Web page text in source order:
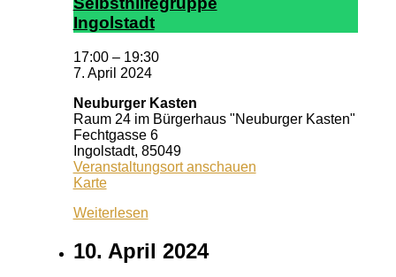
In­gol­stadt
17:00 – 19:30
7. April 2024
Neuburger Kasten
Raum 24 im Bürgerhaus "Neuburger Kasten"
Fechtgasse 6
Ingolstadt, 85049
Veranstaltungsort anschauen
KarteNeuburger
Weiterlesen
10. April 2024